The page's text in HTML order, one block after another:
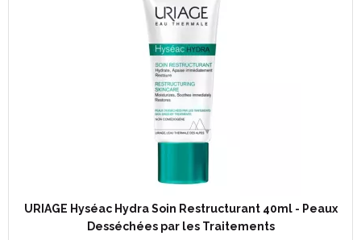
Licorice qui limite l’ excès de sébum et prévient ainsi l’
apparition de nouvelles imperfections.
Fluide solaire très haute protection, SPF 50+.
A l' eau thermale d' Uriage aux propriétés apaisantes et
Texture légère et non grasse, sans paraben.
Non comédogène.
Sans alcool.
URIAGE Hyséac Hydra Soin Restructurant 40ml - Peaux
Desséchées par les Traitements